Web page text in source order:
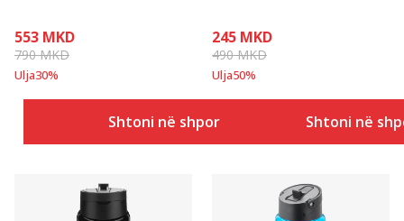
553 MKD
790MKD
Ulja30%
Shtoni në shportë
245 MKD
490MKD
Ulja50%
Shtoni në